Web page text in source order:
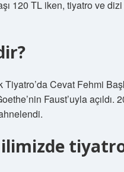
120 TL iken, tiyatro ve
Cevat Fehmi
Faust’uyla açıldı.
ilimizde